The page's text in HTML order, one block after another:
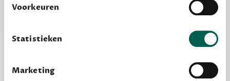
Voorkeuren
Statistieken
Marketing
Vooraf een tipje van de sluier, zodat je kunt